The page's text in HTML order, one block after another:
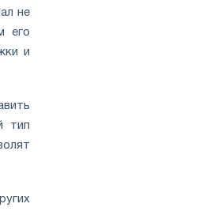
не
его
и
тип